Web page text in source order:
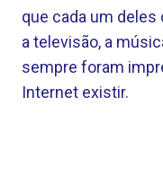
que cada um
a televisão, a
sempre foram
Internet existir.